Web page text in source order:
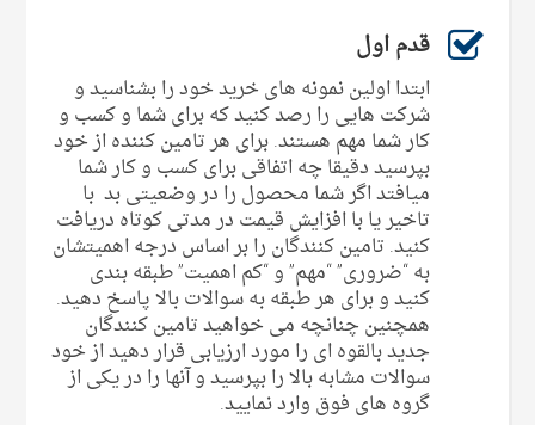
قدم اول
ابتدا اولین نمونه های خرید خود را بشناسید و
شرکت هایی را رصد کنید که برای شما و کسب و
کار شما مهم هستند. برای هر تامین کننده از خود
بپرسید دقیقا چه اتفاقی برای کسب و کار شما
میافتد اگر شما محصول را در وضعیتی بد با
تاخیر یا با افزایش قیمت در مدتی کوتاه دریافت
کنید. تامین کنندگان را بر اساس درجه اهمیتشان
به “ضروری” “مهم” و “کم اهمیت” طبقه بندی
کنید و برای هر طبقه به سوالات بالا پاسخ دهید.
همچنین چنانچه می خواهید تامین کنندگان
جدید بالقوه ای را مورد ارزیابی قرار دهید از خود
سوالات مشابه بالا را بپرسید و آنها را در یکی از
گروه های فوق وارد نمایید.